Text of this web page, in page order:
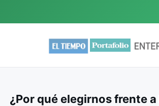
¿Por qué elegirnos frente